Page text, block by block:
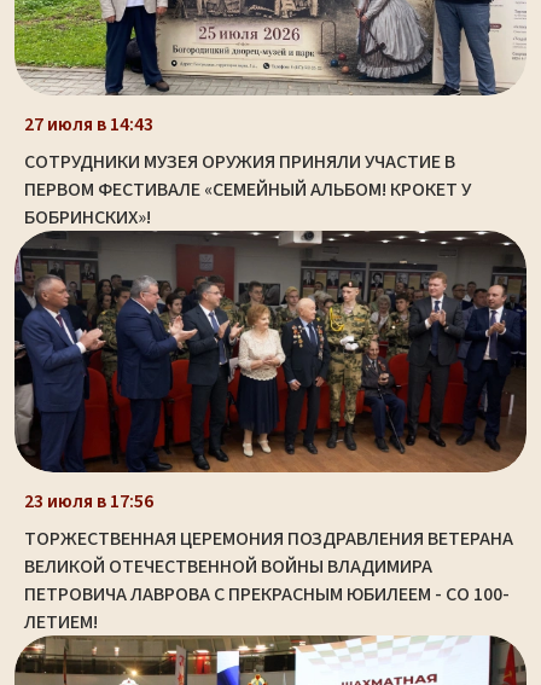
27 июля в 14:43
СОТРУДНИКИ МУЗЕЯ ОРУЖИЯ ПРИНЯЛИ УЧАСТИЕ В
ПЕРВОМ ФЕСТИВАЛЕ «СЕМЕЙНЫЙ АЛЬБОМ! КРОКЕТ У
БОБРИНСКИХ»!
23 июля в 17:56
ТОРЖЕСТВЕННАЯ ЦЕРЕМОНИЯ ПОЗДРАВЛЕНИЯ ВЕТЕРАНА
ВЕЛИКОЙ ОТЕЧЕСТВЕННОЙ ВОЙНЫ ВЛАДИМИРА
ПЕТРОВИЧА ЛАВРОВА С ПРЕКРАСНЫМ ЮБИЛЕЕМ - СО 100-
ЛЕТИЕМ!